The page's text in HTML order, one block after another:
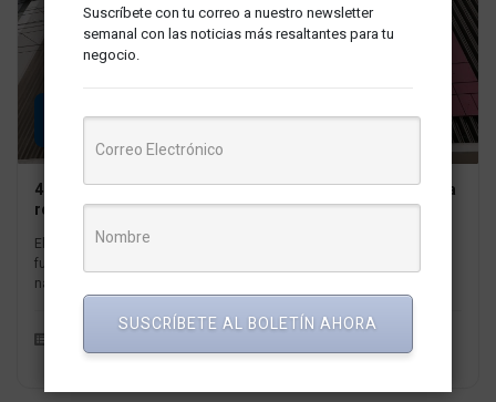
4 recomendaciones claves para el pago del impuesto a la
renta 2024 de las MYPES
El pago del impuesto a la renta (IR) constituye un componente
fundamental en las obligaciones fiscales tanto para personas
naturales como...
Suscríbete con tu correo a nuestro newsletter
semanal con las noticias más resaltantes para tu
negocio.
SUSCRÍBETE AL BOLETÍN AHORA